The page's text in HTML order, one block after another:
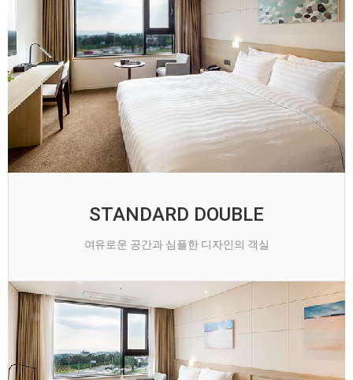
STANDARD DOUBLE
여유로운 공간과 심플한 디자인의 객실